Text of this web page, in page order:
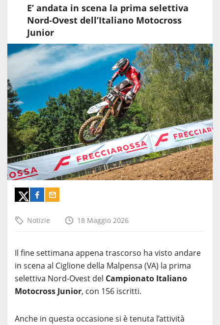
E’ andata in scena la prima selettiva
Nord-Ovest dell’Italiano Motocross
Junior
Notizie 18 Maggio 2026
Il fine settimana appena trascorso ha visto andare
in scena al Ciglione della Malpensa (VA) la prima
selettiva Nord-Ovest del Campionato Italiano
Motocross Junior, con 156 iscritti.
Anche in questa occasione si è tenuta l’attività